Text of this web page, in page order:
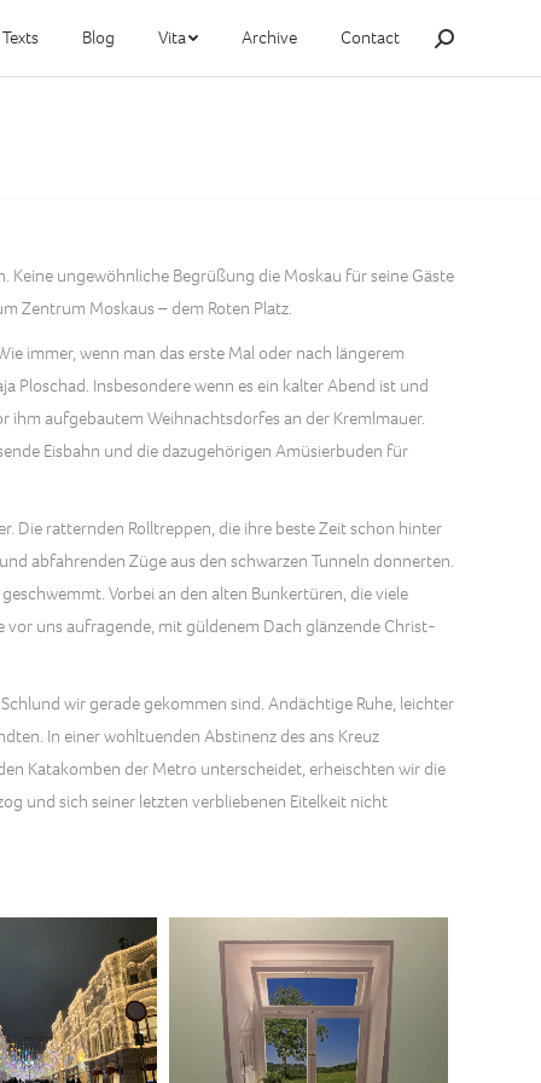
Texts Blog Vita Archive Contact Search:
ungewöhnliche Begrüßung die Moskau für seine Gäste
Zentrum Moskaus – dem Roten Platz.
immer, wenn man das erste Mal oder nach längerem
Ploschad. Insbesondere wenn es ein kalter Abend ist und
aufgebautem Weihnachtsdorfes an der Kremlmauer.
Eisbahn und die dazugehörigen Amüsierbuden für
Die ratternden Rolltreppen, die ihre beste Zeit schon hinter
abfahrenden Züge aus den schwarzen Tunneln donnerten.
Vorbei an den alten Bunkertüren, die viele
uns aufragende, mit güldenem Dach glänzende Christ-
wir gerade gekommen sind. Andächtige Ruhe, leichter
In einer wohltuenden Abstinenz des ans Kreuz
Katakomben der Metro unterscheidet, erheischten wir die
und sich seiner letzten verbliebenen Eitelkeit nicht